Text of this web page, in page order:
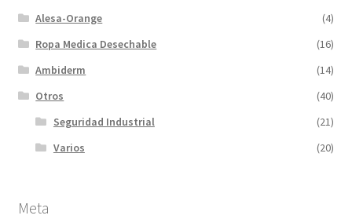
Alesa-Orange
(4)
Ropa Medica Desechable
(16)
Ambiderm
(14)
Otros
(40)
Seguridad Industrial
(21)
Varios
(20)
Meta